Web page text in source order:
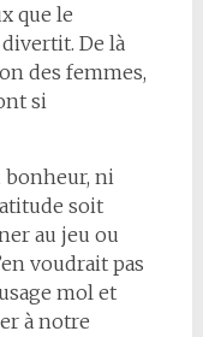
que le
De là
des femmes,
si
bonheur, ni
soit
au jeu ou
voudrait pas
mol et
à notre